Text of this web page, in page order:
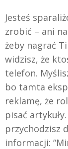
Jesteś
zrobić – ani
żeby nagrać
widzisz, że
telefon.
bo tamta
reklamę, że
pisać
przychodzisz
informacji: